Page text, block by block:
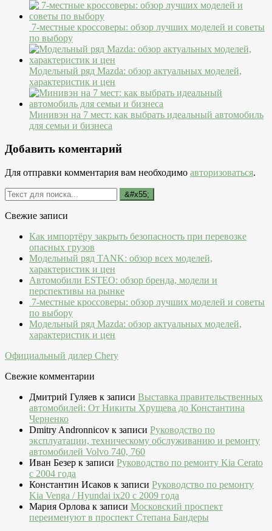
7-местные кроссоверы: обзор лучших моделей и советы
по выбору
Модельный ряд Mazda: обзор актуальных моделей,
характеристик и цен
Минивэн на 7 мест: как выбрать идеальный автомобиль
для семьи и бизнеса
Добавить коментарий
Для отправки комментария вам необходимо авторизоваться.
Свежие записи
Как импортёру закрыть безопасность при перевозке
опасных грузов
Модельный ряд TANK: обзор всех моделей,
характеристик и цен
Автомобили ESTEO: обзор бренда, модели и
перспективы на рынке
7-местные кроссоверы: обзор лучших моделей и советы
по выбору
Модельный ряд Mazda: обзор актуальных моделей,
характеристик и цен
Официальный дилер Chery
Свежие комментарии
Дмитрий Гуляев к записи Выставка правительственных
автомобилей: От Никиты Хрущева до Константина
Черненко
Dmitry Andronnicov к записи Руководство по
эксплуатации, техническому обслуживанию и ремонту
автомобилей Volvo 740, 760
Иван Безер к записи Руководство по ремонту Kia Cerato
c 2004 года
Константин Исаков к записи Руководство по ремонту
Kia Venga / Hyundai ix20 c 2009 года
Мария Орлова к записи Московский проспект
переименуют в проспект Степана Бандеры